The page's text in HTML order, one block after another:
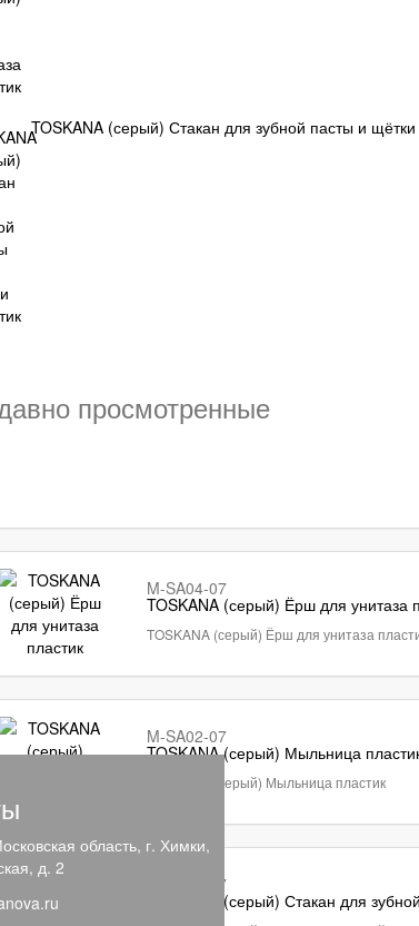
TOSKANA (серый) Стакан для зубной пасты и щётки
просмотренные
M-SA04-07
TOSKANA (серый) Ёрш для унитаза
TOSKANA (серый) Ёрш для унитаза
M-SA02-07
TOSKANA (серый) Мыльница
TOSKANA (серый) Мыльница пластик
M-SA03-07
TOSKANA (серый) Стакан для
область, г. Химки,
д. 2